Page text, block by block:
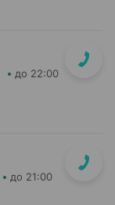
до 22:00
до 21:00